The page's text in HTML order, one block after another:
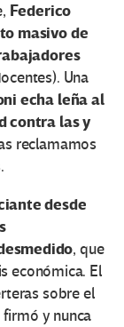
Federico
masivo de
Una
echa leña al
contra las y
reclamamos
desde
, que
económica. El
sobre el
y nunca